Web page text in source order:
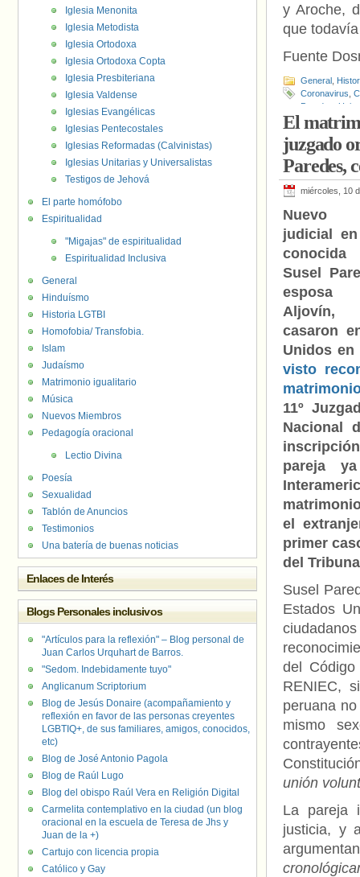
y Aroche,
que
Fuente
General
Coronavirus
Paredes
El
juzgado
Paredes,
miércoles, 10
Nuevo
judicial
Susel
esposa
Aljovín,
casaron
Unidos
visto
11º
Nacional
pareja
el
primer
del
Susel
Estados
del
RENIEC,
peruana
mismo
unión
La pareja
justicia, y
Iglesia Menonita
Iglesia Metodista
Iglesia Ortodoxa
Iglesia Ortodoxa Copta
Iglesia Presbiteriana
Iglesia Valdense
Iglesias Evangélicas
Iglesias Pentecostales
Iglesias Reformadas (Calvinistas)
Iglesias Unitarias y Universalistas
Testigos de Jehová
El parte homófobo
Espiritualidad
"Migajas" de espiritualidad
Espiritualidad Inclusiva
General
Hinduísmo
Historia LGTBI
Homofobia/ Transfobia.
Islam
Judaísmo
Matrimonio igualitario
Música
Nuevos Miembros
Pedagogía oracional
Lectio Divina
Poesía
Sexualidad
Tablón de Anuncios
Testimonios
Una batería de buenas noticias
Enlaces de Interés
Blogs Personales inclusivos
"Artículos para la reflexión" – Blog personal de
Juan Carlos Urquhart de Barros.
"Sedom. Indebidamente tuyo"
Anglicanum Scriptorium
Blog de Jesús Donaire (acompañamiento y
reflexión en favor de las personas creyentes
LGBTIQ+, de sus familiares, amigos, conocidos,
etc)
Blog de José Antonio Pagola
Blog de Raúl Lugo
Blog del obispo Raúl Vera en Religión Digital
Carmelita contemplativo en la ciudad (un blog
oracional en la escuela de Teresa de Jhs y
Juan de la +)
Cartujo con licencia propia
Católico y Gay